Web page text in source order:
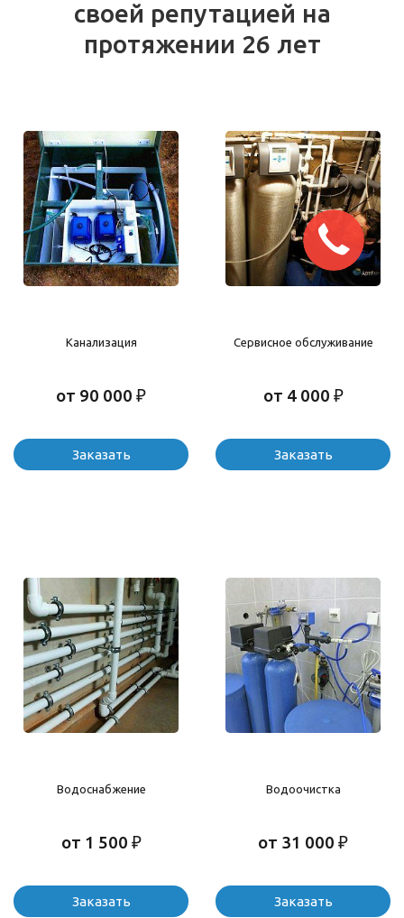
своей репутацией на
протяжении 26 лет
Канализация
от 90 000 ₽
Заказать
Сервисное обслуживание
от 4 000 ₽
Заказать
Водоснабжение
от 1 500 ₽
Заказать
Водоочистка
от 31 000 ₽
Заказать